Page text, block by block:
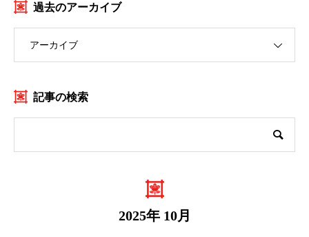
過去のアーカイブ
アーカイブ
記事の検索
2025年 10月